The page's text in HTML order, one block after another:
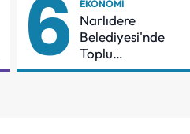
Sürdüreceğiz"
6 EKONOMI
Narlıdere
Belediyesi'nde
Toplu
Sözleşmeye